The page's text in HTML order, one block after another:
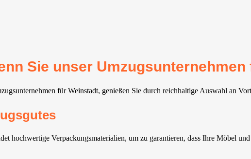
Sie unser
für Weinstadt⁠, genießen Sie durch reichhaltige Auswahl an
hochwertige Verpackungsmaterialien, um zu garantieren, dass Ihre Möbel